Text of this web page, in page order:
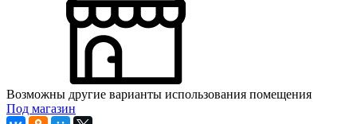
Возможны другие варианты использования помещения
Под магазин